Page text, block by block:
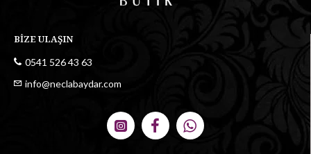
BİZE ULAŞIN
0541 526 43 63
info@neclabaydar.com